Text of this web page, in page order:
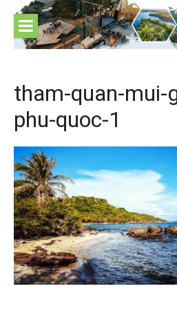
content
tham-quan-mui-
phu-quoc-1